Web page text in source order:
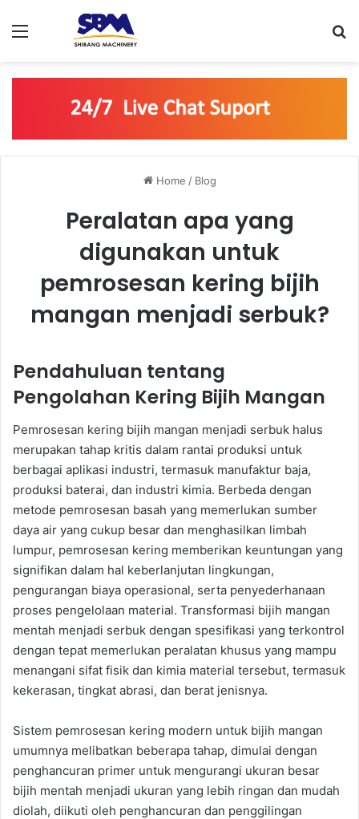
Home / Blog
Peralatan apa yang
digunakan untuk
pemrosesan kering bijih
mangan menjadi serbuk?
Pendahuluan tentang
Pengolahan Kering Bijih Mangan
Pemrosesan kering bijih mangan menjadi serbuk halus
merupakan tahap kritis dalam rantai produksi untuk
berbagai aplikasi industri, termasuk manufaktur baja,
produksi baterai, dan industri kimia. Berbeda dengan
metode pemrosesan basah yang memerlukan sumber
daya air yang cukup besar dan menghasilkan limbah
lumpur, pemrosesan kering memberikan keuntungan yang
signifikan dalam hal keberlanjutan lingkungan,
pengurangan biaya operasional, serta penyederhanaan
proses pengelolaan material. Transformasi bijih mangan
mentah menjadi serbuk dengan spesifikasi yang terkontrol
dengan tepat memerlukan peralatan khusus yang mampu
menangani sifat fisik dan kimia material tersebut, termasuk
kekerasan, tingkat abrasi, dan berat jenisnya.
Sistem pemrosesan kering modern untuk bijih mangan
umumnya melibatkan beberapa tahap, dimulai dengan
penghancuran primer untuk mengurangi ukuran besar
bijih mentah menjadi ukuran yang lebih ringan dan mudah
diolah, diikuti oleh penghancuran dan penggilingan